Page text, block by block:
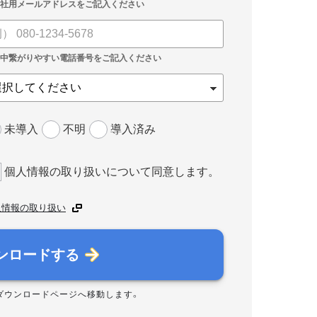
未導入 不明 導入済み
個人情報の取り扱いについて同意します。
報の取り扱い
ロードする
ウンロードページへ移動します。